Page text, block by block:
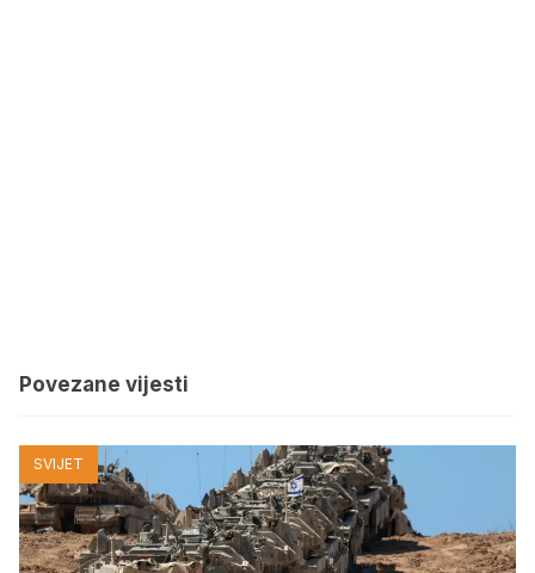
Povezane vijesti
SVIJET